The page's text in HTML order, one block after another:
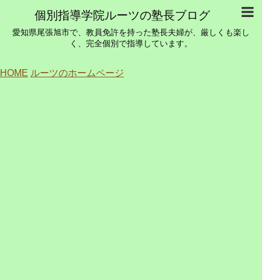
個別指導学院ルーツの塾長ブログ
愛知県尾張旭市で、教員免許を持った塾長夫婦が、厳しくも楽し
く、完全個別で指導しています。
HOME ルーツのホームページ